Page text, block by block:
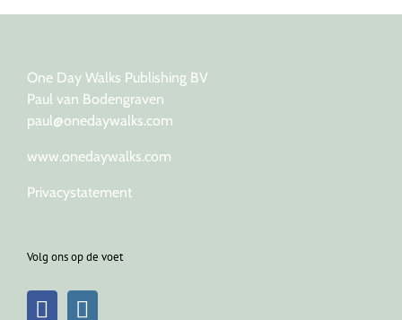
One Day Walks Publishing BV
Paul van Bodengraven
paul@onedaywalks.com
www.onedaywalks.com
Privacystatement
Volg ons op de voet